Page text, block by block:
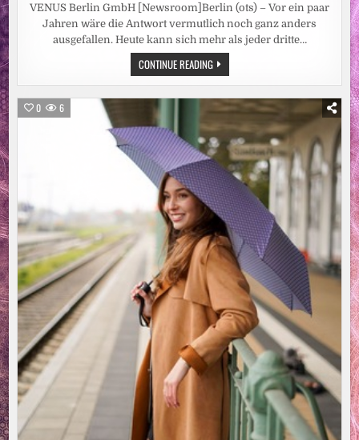
VENUS Berlin GmbH [Newsroom]Berlin (ots) – Vor ein paar
Jahren wäre die Antwort vermutlich noch ganz anders
ausgefallen. Heute kann sich mehr als jeder dritte…
CONTINUE READING7
VON
10
SCHLIESSEN O
NLYFANS F
ÜR S
ICH N
ICHT A
US /
U
MFRAGE D
ER V
ENUS B
ERLIN: F
AST J
EDER Z
WEITE W
ÜRDE Z
UMINDEST A
NONYM E
ROTISCHE I
NHALTE V
ERÖFFENTLICHEN
0 6